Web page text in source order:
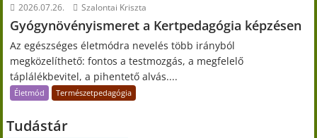
2026.07.26. Szalontai Kriszta
Gyógynövényismeret a Kertpedagógia képzésen
Az egészséges életmódra nevelés több irányból
megközelíthető: fontos a testmozgás, a megfelelő
táplálékbevitel, a pihentető alvás....
Életmód Természetpedagógia
Tudástár